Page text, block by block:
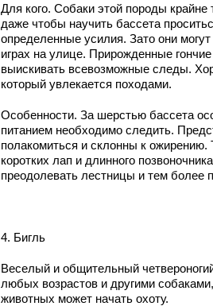
Для кого. Собаки этой породы
даже чтобы научить бассета
определенные усилия. Зато они
играх на улице. Прирожденные
выискивать всевозможные следы.
который увлекается походами.
Особенности. За шерстью бассета
питанием необходимо следить.
полакомиться и склонны к ожирению.
коротких лап и длинного
преодолевать лестницы и тем более
4. Бигль
Веселый и общительный
любых возрастов и другими
животных может начать охоту.